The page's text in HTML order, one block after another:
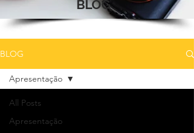
BLOG
BLOG
All Posts
Apresentação
Apresentação